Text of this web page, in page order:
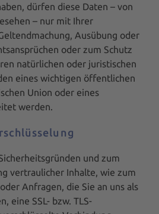
dürfen diese Daten – von
– nur mit Ihrer
Ausübung oder
oder zum Schutz
natürlichen oder juristischen
eines wichtigen öffentlichen
Union oder eines
werden.
und zum
vertraulicher Inhalte, wie zum
Anfragen, die Sie an uns als
eine SSL- bzw. TLS-